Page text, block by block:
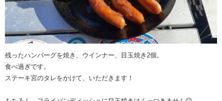
残ったハンバーグを焼き、ウインナー、目玉焼き2個。
食べ過ぎです。
ステーキ宮のタレをかけて、いただきます！